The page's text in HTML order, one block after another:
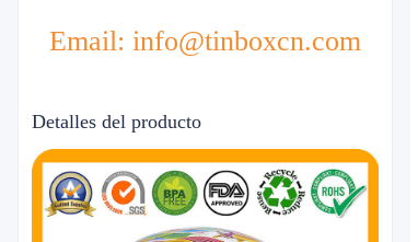
Email: info@tinboxcn.com
Detalles del producto